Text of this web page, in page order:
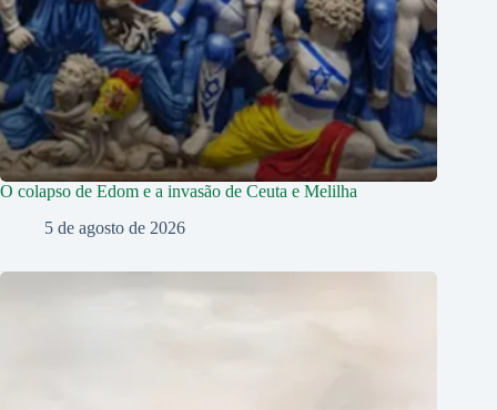
O colapso de Edom e a invasão de Ceuta e Melilha
5 de agosto de 2026